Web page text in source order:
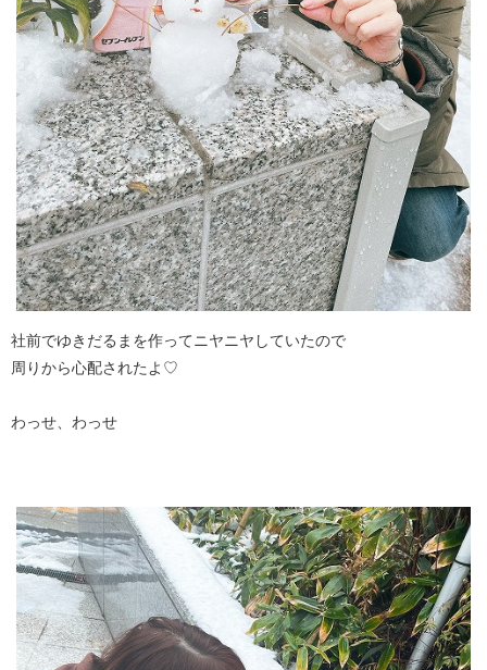
社前でゆきだるまを作ってニヤニヤしていたので
周りから心配されたよ♡
わっせ、わっせ